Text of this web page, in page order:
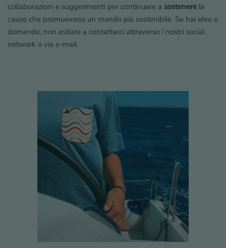
collaborazioni e suggerimenti per continuare a sostenere le
cause che promuovono un mondo più sostenibile. Se hai idee o
domande, non esitare a contattarci attraverso i nostri social
network o via e-mail.